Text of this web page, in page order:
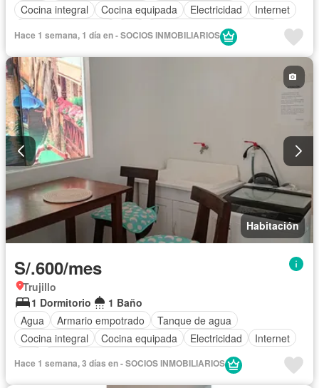
Cocina integral
Cocina equipada Electricidad
Internet
Completamente amoblado
Hace 1 semana, 1 día en - SOCIOS INMOBILIARIOS
Habitación
S/.600/mes
Trujillo
1 Dormitorio
1 Baño
Agua
Armario empotrado
Tanque de agua
Cocina integral
Cocina equipada Electricidad
Internet
Hace 1 semana, 3 días en - SOCIOS INMOBILIARIOS